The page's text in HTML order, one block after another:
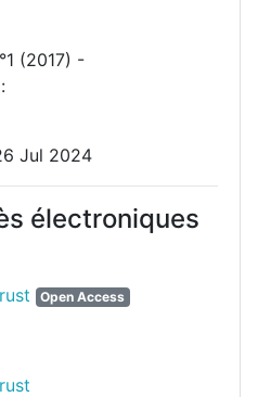
(2017) -
Jul 2024
électroniques
Open Access